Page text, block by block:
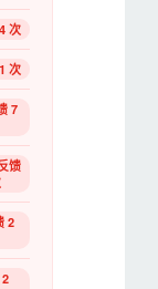
次
次
7
馈
2